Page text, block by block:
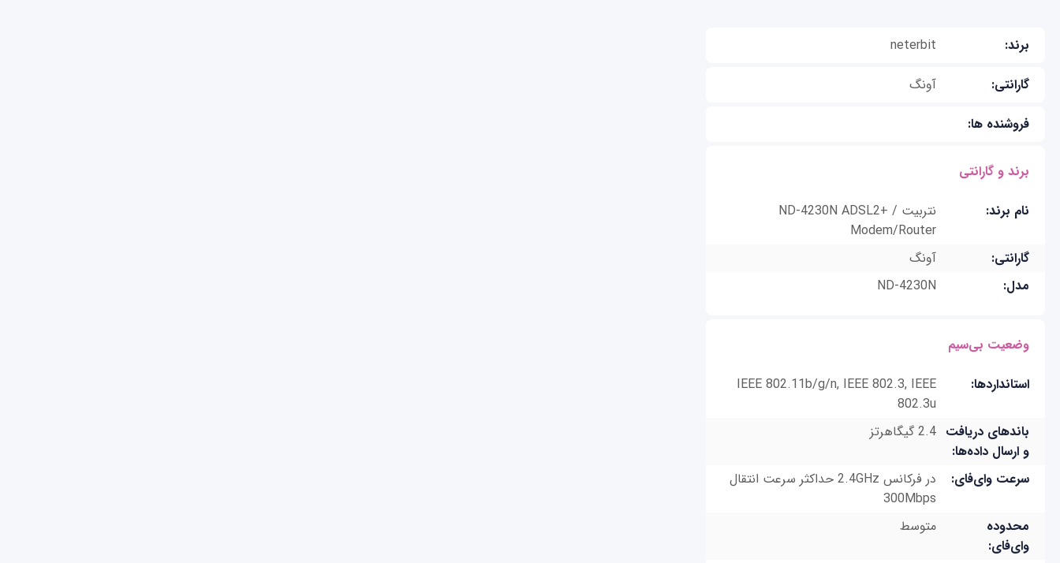
برند:
neterbit
گارانتی:
آونگ
فروشنده ها:
برند و گارانتی
نام برند:
نتربیت / ND-4230N ADSL2+
Modem/Router
گارانتی:
آونگ
مدل:
ND-4230N
وضعیت بی‌سیم
استانداردها:
IEEE 802.11b/g/n, IEEE 802.3, IEEE
802.3u
باندهای دریافت
و ارسال داده‌ها:
2.4 گیگاهرتز
سرعت وای‌فای:
در فرکانس 2.4GHz حداکثر سرعت انتقال
300Mbps
محدوده
وای‌فای:
متوسط